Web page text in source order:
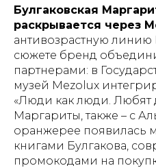
Булгаковская
раскрывается через
антивозрастную линию
сюжете бренд
партнерами: в
музей Mezolux
«Люди как люди. Любят
Маргариты, также – с
оранжерее появилась
книгами Булгакова,
промокодами на